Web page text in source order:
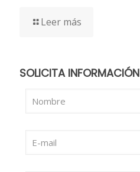
Leer más
SOLICITA INFORMACIÓN